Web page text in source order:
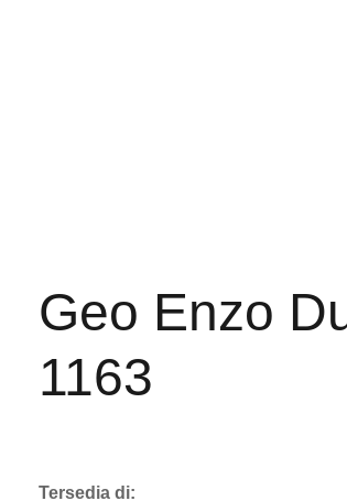
Geo Enzo
1163
Tersedia di: